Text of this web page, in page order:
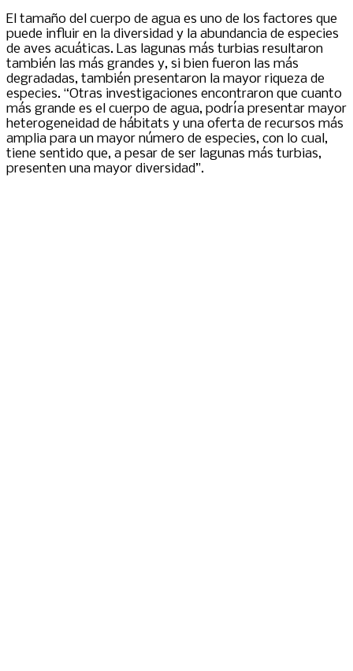
El tamaño del cuerpo de agua es uno de los factores que
puede influir en la diversidad y la abundancia de especies
de aves acuáticas. Las lagunas más turbias resultaron
también las más grandes y, si bien fueron las más
degradadas, también presentaron la mayor riqueza de
especies. “Otras investigaciones encontraron que cuanto
más grande es el cuerpo de agua, podría presentar mayor
heterogeneidad de hábitats y una oferta de recursos más
amplia para un mayor número de especies, con lo cual,
tiene sentido que, a pesar de ser lagunas más turbias,
presenten una mayor diversidad”.